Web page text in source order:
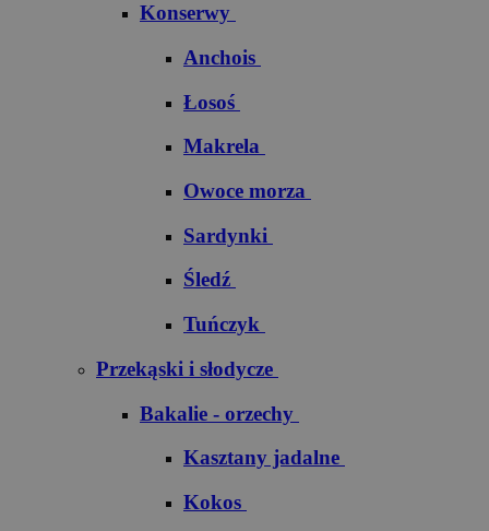
Konserwy
Anchois
Łosoś
Makrela
Owoce morza
Sardynki
Śledź
Tuńczyk
Przekąski i słodycze
Bakalie - orzechy
Kasztany jadalne
Kokos